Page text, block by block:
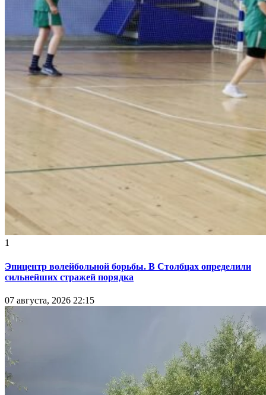
1
Эпицентр волейбольной борьбы. В Столбцах определили
сильнейших стражей порядка
07 августа, 2026 22:15